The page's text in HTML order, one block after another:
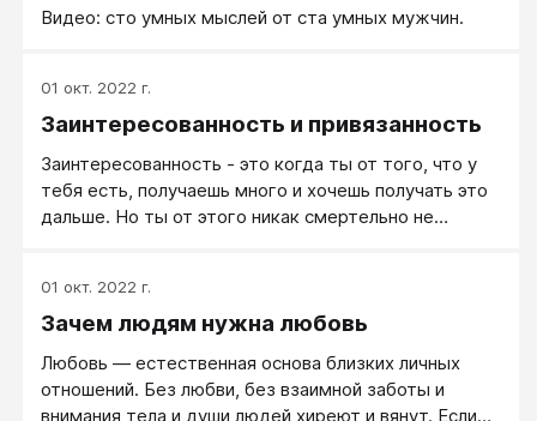
Видео: сто умных мыслей от ста умных мужчин.
01 окт. 2022 г.
Заинтересованность и привязанность
Заинтересованность - это когда ты от того, что у
тебя есть, получаешь много и хочешь получать это
дальше. Но ты от этого никак смертельно не
01 окт. 2022 г.
Зачем людям нужна любовь
Любовь — естественная основа близких личных
отношений. Без любви, без взаимной заботы и
внимания тела и души людей хиреют и вянут. Если